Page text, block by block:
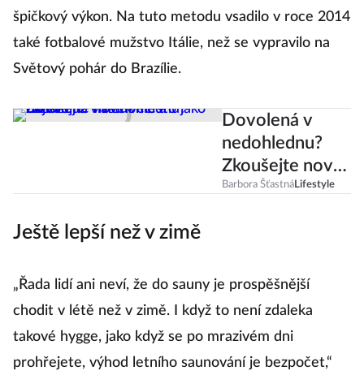
špičkový výkon. Na tuto metodu vsadilo v roce 2014
také fotbalové mužstvo Itálie, než se vypravilo na
Světový pohár do Brazílie.
Dovolená v
nedohlednu?
Zkoušejte nové
věci a objevujte
Barbora ŠťastnáLifestyle
Ještě lepší než v zimě
„Řada lidí ani neví, že do sauny je prospěšnější
chodit v létě než v zimě. I když to není zdaleka
takové hygge, jako když se po mrazivém dni
prohřejete, výhod letního saunování je bezpočet,“